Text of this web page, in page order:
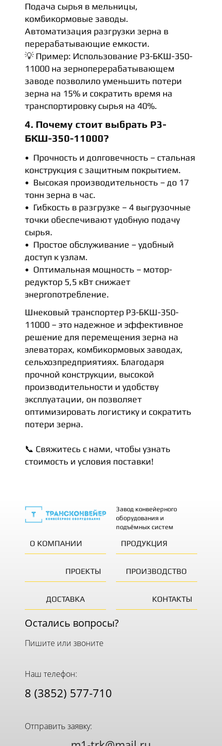
Подача сырья в мельницы,
комбикормовые заводы.
Автоматизация разгрузки зерна в
перерабатывающие емкости.
💡 Пример: Использование Р3-БКШ-350-
11000 на зерноперерабатывающем
заводе позволило уменьшить потери
зерна на 15% и сократить время на
транспортировку сырья на 40%.
4. Почему стоит выбрать Р3-
БКШ-350-11000?
Прочность и долговечность – стальная
конструкция с защитным покрытием.
Высокая производительность – до 17
тонн зерна в час.
Гибкость в разгрузке – 4 выгрузочные
точки обеспечивают удобную подачу
сырья.
Простое обслуживание – удобный
доступ к узлам.
Оптимальная мощность – мотор-
редуктор 5,5 кВт снижает
энергопотребление.
Шнековый транспортер Р3-БКШ-350-
11000 – это надежное и эффективное
решение для перемещения зерна на
элеваторах, комбикормовых заводах,
сельхозпредприятиях. Благодаря
прочной конструкции, высокой
производительности и удобству
эксплуатации, он позволяет
оптимизировать логистику и сократить
потери зерна.
📞 Свяжитесь с нами, чтобы узнать
стоимость и условия поставки!
Завод конвейерного
оборудования и
подъёмных систем
О КОМПАНИИ ПРОДУКЦИЯ
ПРОЕКТЫ ПРОИЗВОДСТВО
ДОСТАВКА КОНТАКТЫ
Остались вопросы?
Пишите или звоните
Наш телефон:
8 (3852) 577-710
Отправить заявку: